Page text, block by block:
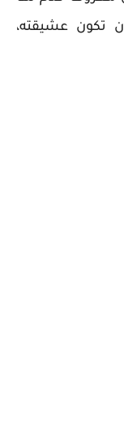
تكون عشيقته،